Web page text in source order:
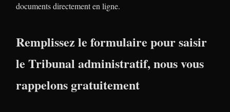
documents directement en ligne.
Remplissez le formulaire pour saisir
le Tribunal administratif, nous vous
rappelons gratuitement